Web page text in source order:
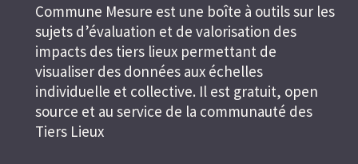
Commune Mesure est une boîte à outils sur les
sujets d’évaluation et de valorisation des
impacts des tiers lieux permettant de
visualiser des données aux échelles
individuelle et collective. Il est gratuit, open
source et au service de la communauté des
Tiers Lieux